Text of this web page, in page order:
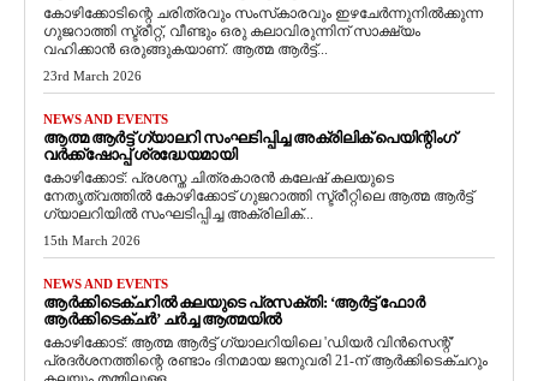
കോഴിക്കോടിന്റെ ചരിത്രവും സംസ്‌കാരവും ഇഴചേർന്നുനിൽക്കുന്ന
ഗുജറാത്തി സ്ട്രീറ്റ്, വീണ്ടും ഒരു കലാവിരുന്നിന് സാക്ഷ്യം
വഹിക്കാൻ ഒരുങ്ങുകയാണ്. ആത്മ ആർട്ട്...
23rd March 2026
NEWS AND EVENTS
ആത്മ ആർട്ട് ഗ്യാലറി സംഘടിപ്പിച്ച അക്രിലിക് പെയിന്റിംഗ്
വർക്ക്‌ഷോപ്പ് ശ്രദ്ധേയമായി
കോഴിക്കോട്: പ്രശസ്ത ചിത്രകാരൻ കലേഷ് കലയുടെ
നേതൃത്വത്തിൽ കോഴിക്കോട് ഗുജറാത്തി സ്ട്രീറ്റിലെ ആത്മ ആർട്ട്
ഗ്യാലറിയിൽ സംഘടിപ്പിച്ച അക്രിലിക്...
15th March 2026
NEWS AND EVENTS
ആർക്കിടെക്ചറിൽ കലയുടെ പ്രസക്തി: ‘ആർട്ട് ഫോർ
ആർക്കിടെക്ചർ’ ചർച്ച ആത്മയിൽ
​കോഴിക്കോട്: ആത്മ ആർട്ട് ഗ്യാലറിയിലെ 'ഡിയർ വിൻസെന്റ്'
പ്രദർശനത്തിന്റെ രണ്ടാം ദിനമായ ജനുവരി 21-ന് ആർക്കിടെക്ചറും